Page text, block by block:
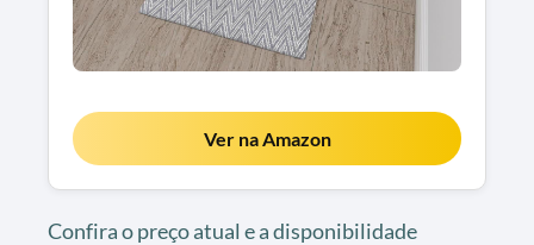
Ver na Amazon
Confira o preço atual e a disponibilidade